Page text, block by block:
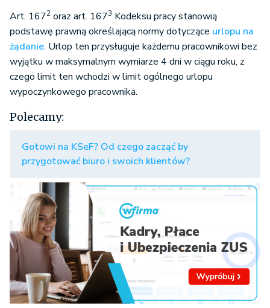
Art. 1672 oraz art. 1673 Kodeksu pracy stanowią
podstawę prawną określającą normy dotyczące urlopu na
żądanie. Urlop ten przysługuje każdemu pracownikowi bez
wyjątku w maksymalnym wymiarze 4 dni w ciągu roku, z
czego limit ten wchodzi w limit ogólnego urlopu
wypoczynkowego pracownika.
Polecamy:
Gotowi na KSeF? Od czego zacząć by
przygotować biuro i swoich klientów?